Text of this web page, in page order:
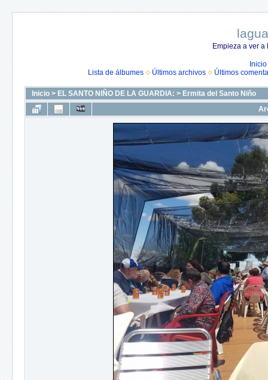
Empieza a ver
Inicio
Lista de álbumes
Últimos archivos Últimos
Inicio > EL SANTO NIÑO DE LA GUARDIA: > Ermita del Santo Niño